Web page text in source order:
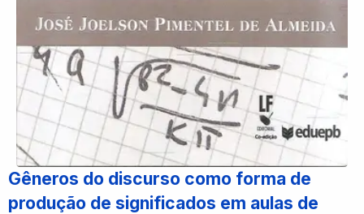
Gêneros do discurso como forma de
produção de significados em aulas de